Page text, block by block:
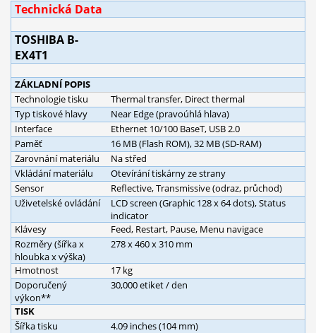
Technická Data
TOSHIBA B-
EX4T1
ZÁKLADNÍ POPIS
Technologie tisku
Thermal transfer, Direct thermal
Typ tiskové hlavy
Near Edge (pravoúhlá hlava)
Interface
Ethernet 10/100 BaseT, USB 2.0
Paměť
16 MB (Flash ROM), 32 MB (SD-RAM)
Zarovnání materiálu
Na střed
Vkládání materiálu
Otevírání tiskárny ze strany
Sensor
Reflective, Transmissive (odraz, průchod)
Uživetelské ovládání
LCD screen (Graphic 128 x 64 dots), Status
indicator
Klávesy
Feed, Restart, Pause, Menu navigace
Rozměry (šířka x
hloubka x výška)
278 x 460 x 310 mm
Hmotnost
17 kg
Doporučený
výkon**
30,000 etiket / den
TISK
Šířka tisku
4.09 inches (104 mm)